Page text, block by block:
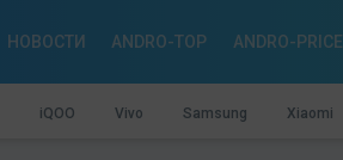
НОВОСТИ ANDRO-TOP ANDRO-PRICE
iQOO Vivo Samsung Xiaomi